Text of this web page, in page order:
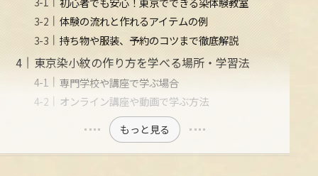
体験の流れと作れるアイテムの例
持ち物や服装、予約のコツまで徹底解説
東京染小紋の作り方を学べる場所・学習法
専門学校や講座で学ぶ場合
オンライン講座や動画で学ぶ方法
もっと見る